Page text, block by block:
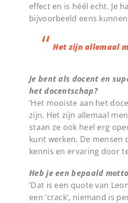
effect en is héél echt. Je
bijvoorbeeld eens
Het zijn allemaal
Je bent als docent en
het docentschap?
‘Het mooiste aan het
zijn. Het zijn allemaal
staan ze ook heel erg
kunt werken. De mensen
kennis en ervaring door
Heb je een bepaald
‘Dat is een quote van
een ‘crack’, niemand is